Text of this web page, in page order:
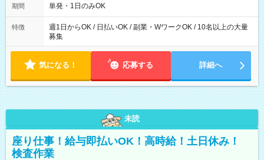
期間 単発・1日のみOK
特徴
週1日からOK / 日払いOK / 副業・WワークOK / 10名以上の大量
募集
気になる！ 応募する 詳細へ
未読
座り仕事！給与即払いOK！高時給！土日休み！
検査作業